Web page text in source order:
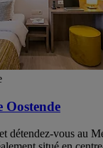
Oostende
détendez-vous au